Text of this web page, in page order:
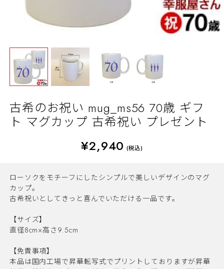
古希のお祝い mug_ms56 70歳 ギフ
ト マグカップ 古希祝い プレゼント
¥2,940 (税込)
ローソクをモチーフにしたシンプルで美しいデザインのマグ
カップ。
古希祝いとしてきっと喜んでいただける一品です。
【サイズ】
直径8cm×高さ9.5cm
【免責事項】
本品は国内工場で昇華転写式でプリントしておりますが昇華